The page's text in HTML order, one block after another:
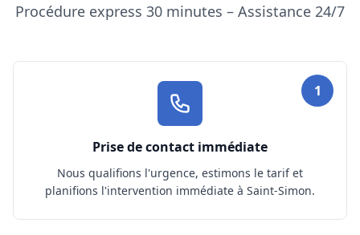
Procédure express 30 minutes – Assistance 24/7
1
Prise de contact immédiate
Nous qualifions l'urgence, estimons le tarif et
planifions l'intervention immédiate à Saint-Simon.